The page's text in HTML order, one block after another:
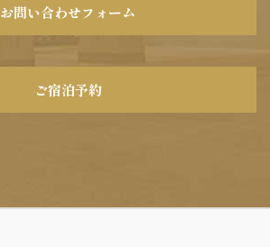
お問い合わせフォーム
ご宿泊予約